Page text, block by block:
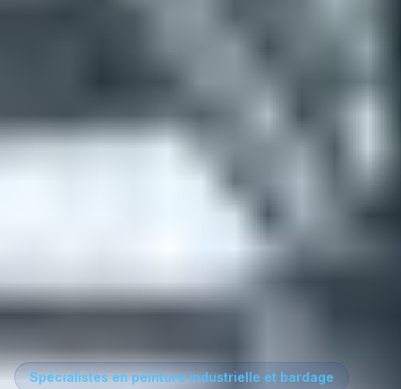
Spécialistes en peinture industrielle et bardage